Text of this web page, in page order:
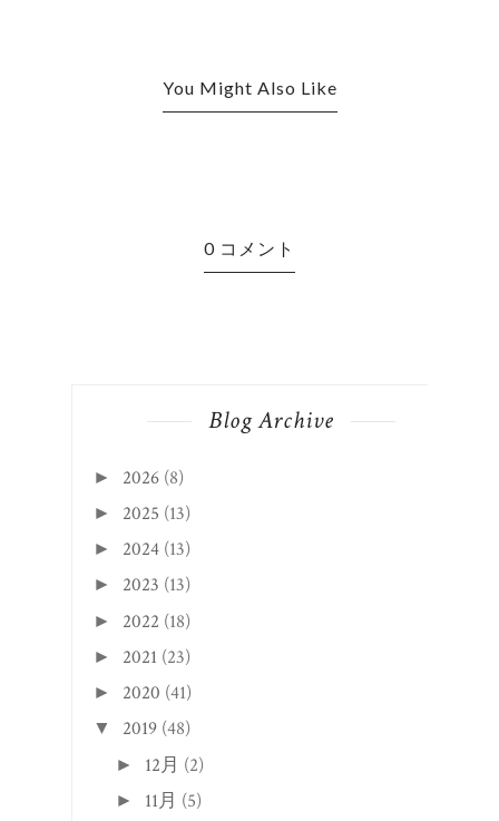
You Might Also Like
0 コメント
Blog Archive
► 2026 (8)
► 2025 (13)
► 2024 (13)
► 2023 (13)
► 2022 (18)
► 2021 (23)
► 2020 (41)
▼ 2019 (48)
► 12月 (2)
► 11月 (5)